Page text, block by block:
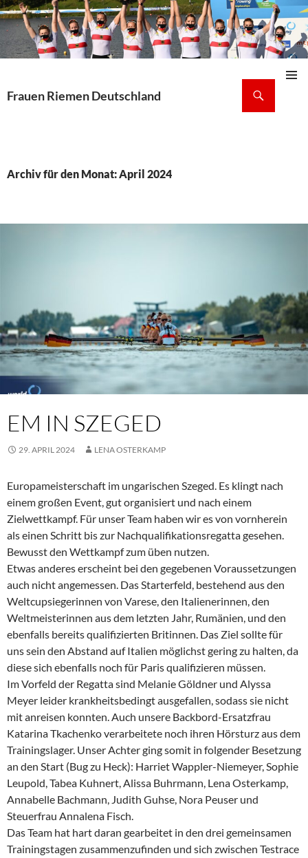
Frauen Riemen Deutschland
Archiv für den Monat: April 2024
EM IN SZEGED
29. APRIL 2024 LENA OSTERKAMP
Europameisterschaft im ungarischen Szeged. Es klingt nach
einem großen Event, gut organisiert und nach einem
Zielwettkampf. Für unser Team haben wir es von vornherein
als einen Schritt bis zur Nachqualifikationsregatta gesehen.
Bewusst den Wettkampf zum üben nutzen.
Etwas anderes erscheint bei den gegebenen Voraussetzungen
auch nicht angemessen. Das Starterfeld, bestehend aus den
Weltcupsiegerinnen von Varese, den Italienerinnen, den
Weltmeisterinnen aus dem letzten Jahr, Rumänien, und den
ebenfalls bereits qualifizierten Britinnen. Das Ziel sollte für
uns sein den Abstand auf Italien möglichst gering zu halten, da
diese sich ebenfalls noch für Paris qualifizieren müssen.
Im Vorfeld der Regatta sind Melanie Göldner und Alyssa
Meyer leider krankheitsbedingt ausgefallen, sodass sie nicht
mit anreisen konnten. Auch unsere Backbord-Ersatzfrau
Katarina Tkachenko verarbeitete noch ihren Hörsturz aus dem
Trainingslager. Unser Achter ging somit in folgender Besetzung
an den Start (Bug zu Heck): Harriet Wappler-Niemeyer, Sophie
Leupold, Tabea Kuhnert, Alissa Buhrmann, Lena Osterkamp,
Annabelle Bachmann, Judith Guhse, Nora Peuser und
Steuerfrau Annalena Fisch.
Das Team hat hart daran gearbeitet in den drei gemeinsamen
Trainingstagen zusammenzufinden und sich zwischen Testrace